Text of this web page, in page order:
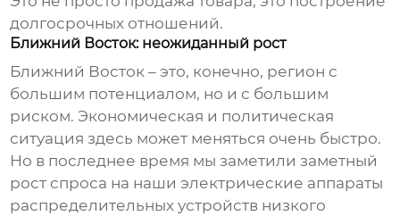
долгосрочных отношений.
Ближний Восток: неожиданный рост
Ближний Восток – это, конечно, регион с
большим потенциалом, но и с большим
риском. Экономическая и политическая
ситуация здесь может меняться очень быстро.
Но в последнее время мы заметили заметный
рост спроса на нашиэлектрические аппараты
распределительных устройств низкого